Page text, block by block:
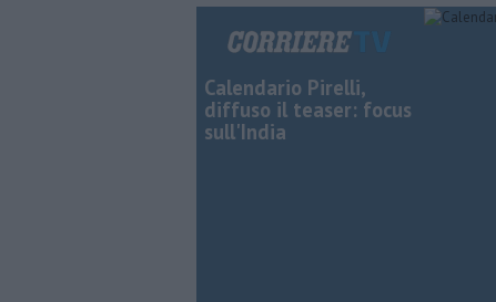
Calendario Pirelli,
diffuso il teaser: focus
sull'India